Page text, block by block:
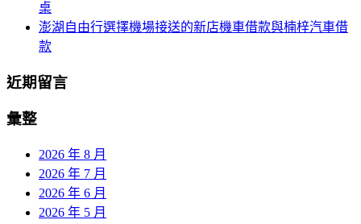
桌
澎湖自由行選擇機場接送的新店機車借款與楠梓汽車借
款
近期留言
彙整
2026 年 8 月
2026 年 7 月
2026 年 6 月
2026 年 5 月